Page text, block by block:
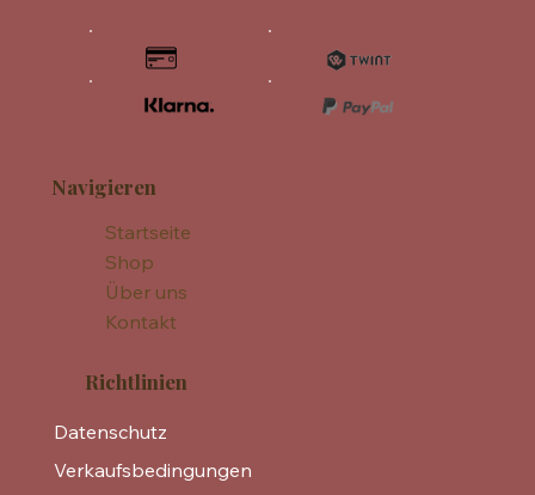
Navigieren
Startseite
Shop
Über uns
Kontakt
Richtlinien
Datenschutz
Verkaufsbedingungen